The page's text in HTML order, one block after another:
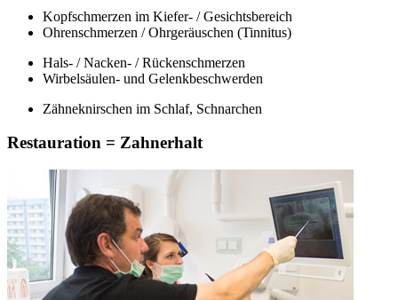
Kopfschmerzen im Kiefer- / Gesichtsbereich
Ohrenschmerzen / Ohrgeräuschen (Tinnitus)
Hals- / Nacken- / Rückenschmerzen
Wirbelsäulen- und Gelenkbeschwerden
Zähneknirschen im Schlaf, Schnarchen
Restauration = Zahnerhalt